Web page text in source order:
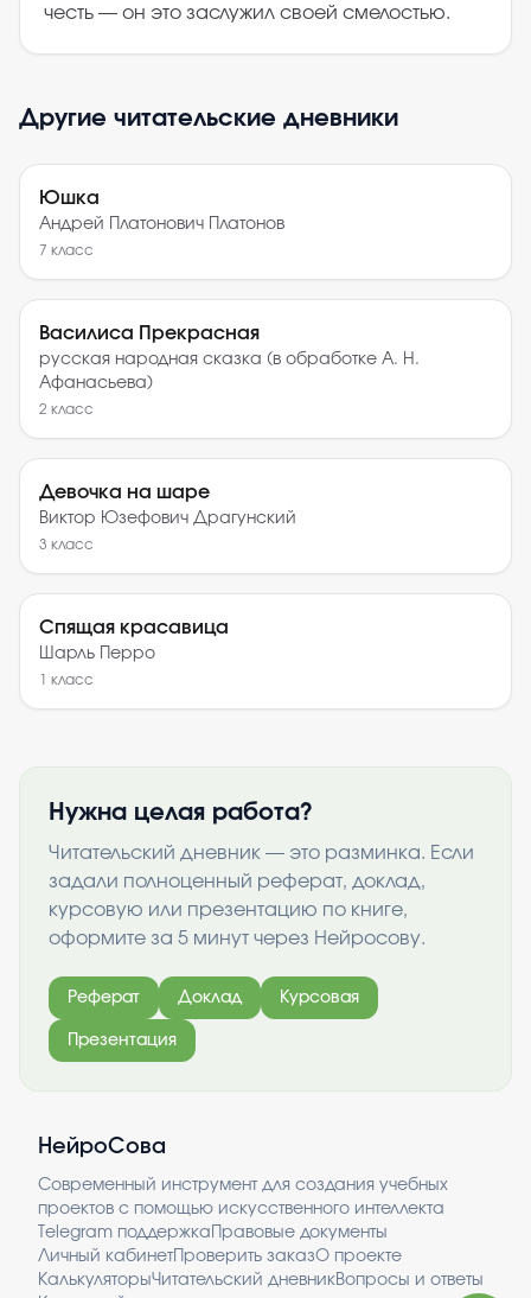
честь — он это заслужил своей смелостью.
Другие читательские дневники
Юшка
Андрей Платонович Платонов
7 класс
Василиса Прекрасная
русская народная сказка (в обработке А. Н.
Афанасьева)
2 класс
Девочка на шаре
Виктор Юзефович Драгунский
3 класс
Спящая красавица
Шарль Перро
1 класс
Нужна целая работа?
Читательский дневник — это разминка. Если
задали полноценный реферат, доклад,
курсовую или презентацию по книге,
оформите за 5 минут через Нейросову.
Реферат Доклад Курсовая
Презентация
НейроСова
Современный инструмент для создания учебных
проектов с помощью искусственного интеллекта
Telegram поддержка Правовые документы
Личный кабинетПроверить заказО проекте
КалькуляторыЧитательский дневникВопросы и ответы